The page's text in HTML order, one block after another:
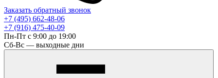
Заказать обратный звонок
+7 (495) 662-48-06
+7 (916) 475-40-09
Пн-Пт с 9:00 до 19:00
Сб-Вс — выходные дни